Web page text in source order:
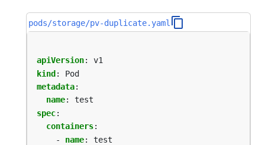
pods/storage/pv-duplicate.yaml
apiVersion:
v1
kind :
Pod
metadata:
name:
test
spec:
containers:
- name:
test